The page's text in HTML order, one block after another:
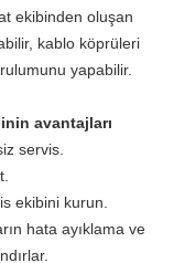
ekibinden oluşan
kablo köprüleri
yapabilir.
avantajları
servis.
ekibini kurun.
hata ayıklama ve